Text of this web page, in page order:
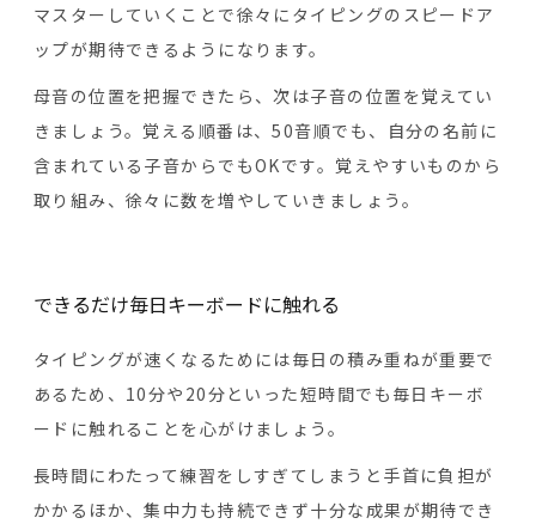
マスターしていくことで徐々にタイピングのスピードア
ップが期待できるようになります。
母音の位置を把握できたら、次は子音の位置を覚えてい
きましょう。覚える順番は、50音順でも、自分の名前に
含まれている子音からでもOKです。覚えやすいものから
取り組み、徐々に数を増やしていきましょう。
できるだけ毎日キーボードに触れる
タイピングが速くなるためには毎日の積み重ねが重要で
あるため、10分や20分といった短時間でも毎日キーボ
ードに触れることを心がけましょう。
長時間にわたって練習をしすぎてしまうと手首に負担が
かかるほか、集中力も持続できず十分な成果が期待でき